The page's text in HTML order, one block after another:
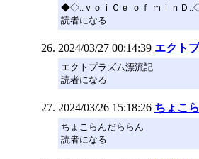
◆◇..ｖｏｉＣｅ ｏｆ ｍｉｎＤ
読者になる
2024/03/27 00:14:39 エクト
エクトプラズム漂流記
読者になる
2024/03/26 15:18:26 ちょこ
ちょこらんだららん
読者になる